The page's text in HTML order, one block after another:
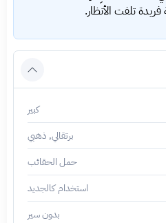
تلفت الأنظار.
كبير
برتقالي, ذهبي
حمل الحقائب
استخدام كالجديد
بدون سير